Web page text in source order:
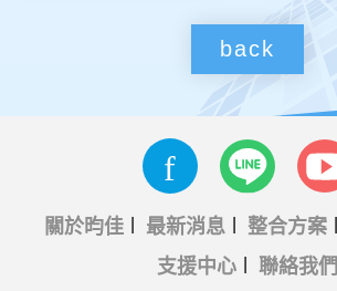
back
關於昀佳 最新消息 整合方案
支援中心
聯絡我們